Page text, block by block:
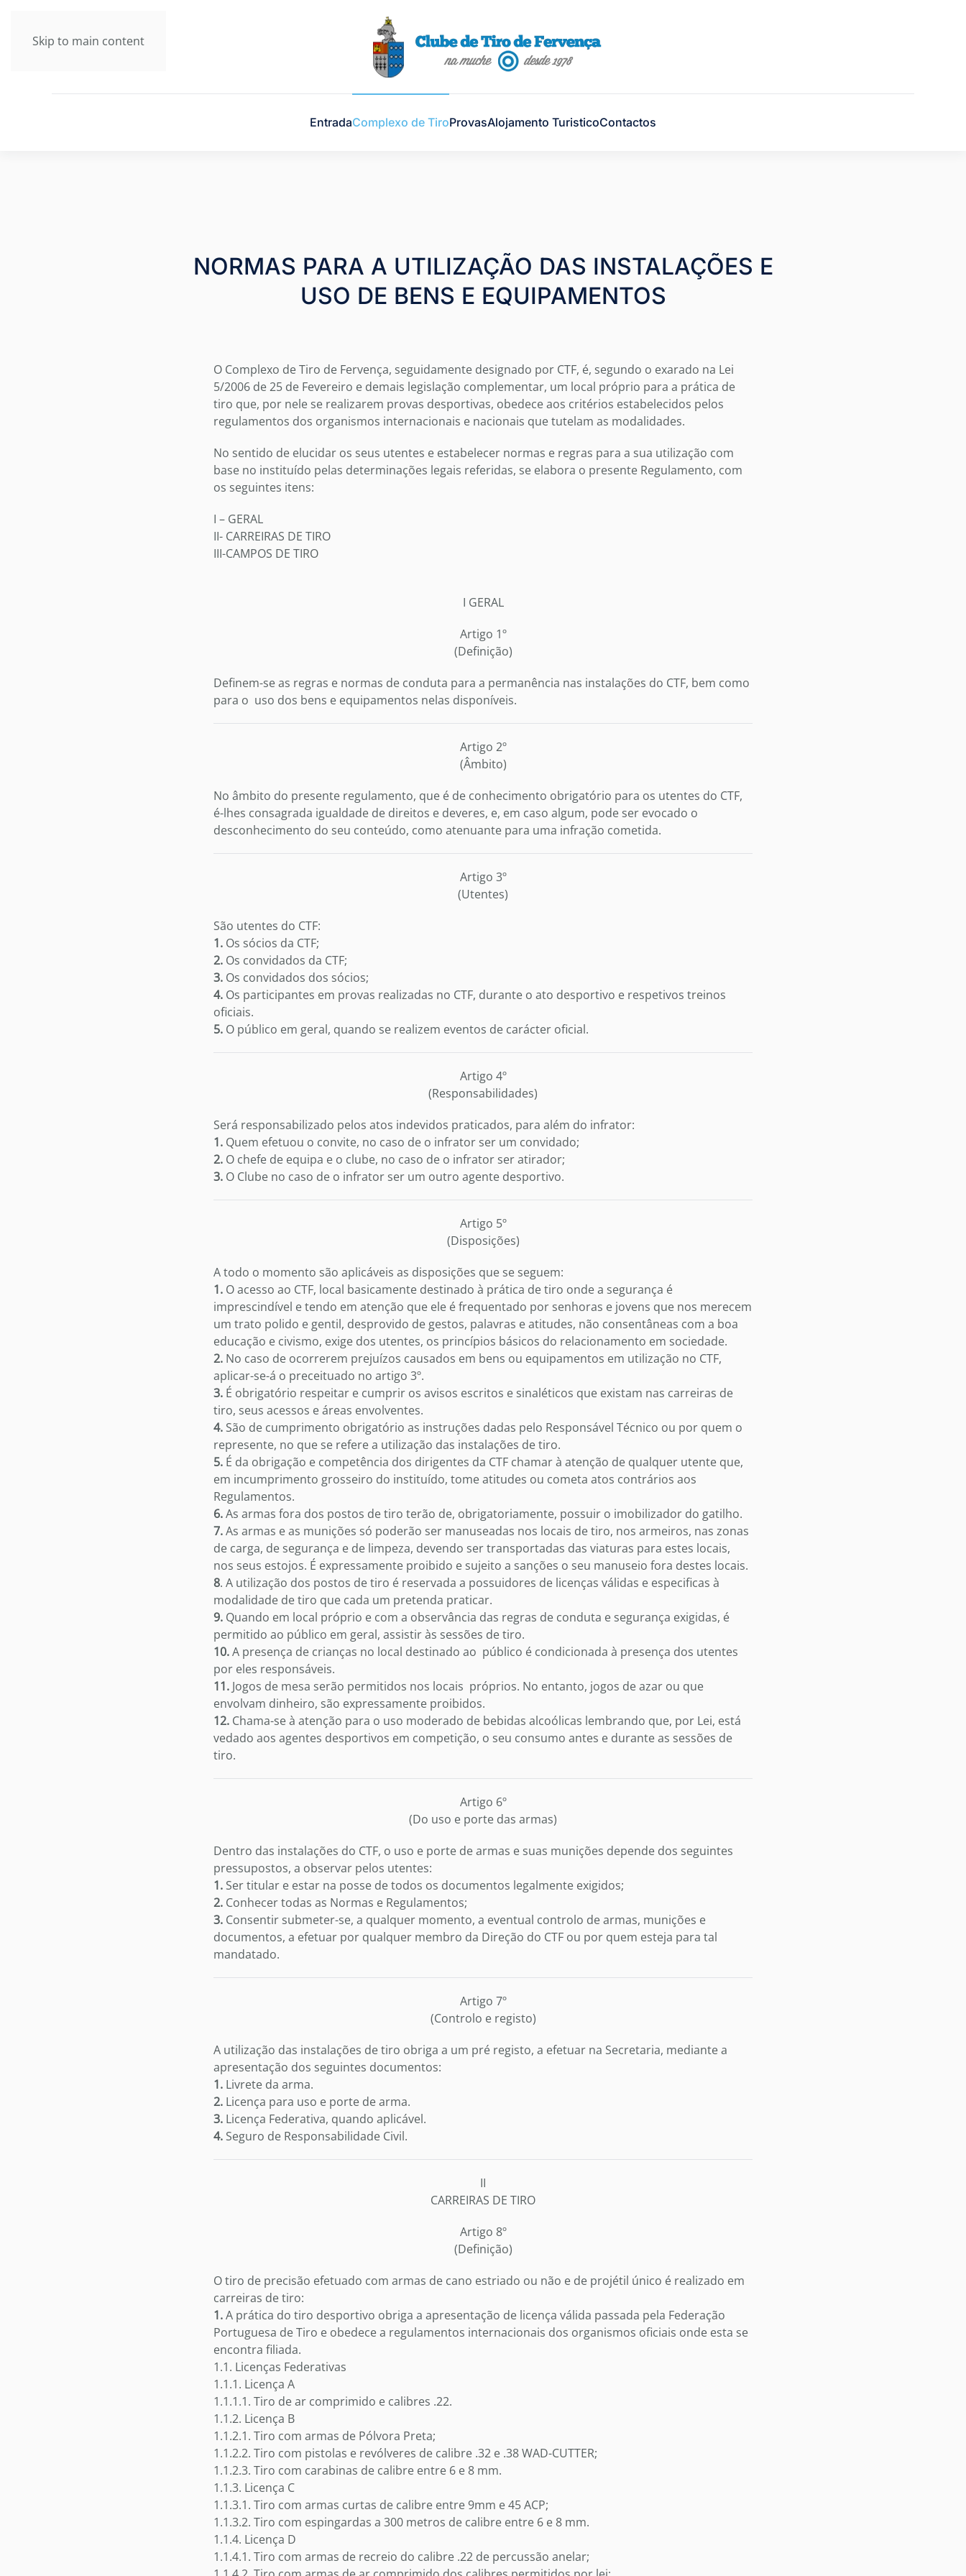
Skip to main content
EntradaComplexo de TiroProvasAlojamento TuristicoContactos
NORMAS PARA A UTILIZAÇÃO DAS INSTALAÇÕES E
USO DE BENS E EQUIPAMENTOS
O Complexo de Tiro de Fervença, seguidamente designado por CTF, é, segundo o exarado na Lei
5/2006 de 25 de Fevereiro e demais legislação complementar, um local próprio para a prática de
tiro que, por nele se realizarem provas desportivas, obedece aos critérios estabelecidos pelos
regulamentos dos organismos internacionais e nacionais que tutelam as modalidades.
No sentido de elucidar os seus utentes e estabelecer normas e regras para a sua utilização com
base no instituído pelas determinações legais referidas, se elabora o presente Regulamento, com
os seguintes itens:
I – GERAL
II- CARREIRAS DE TIRO
III-CAMPOS DE TIRO
I GERAL
Artigo 1º
(Definição)
Definem-se as regras e normas de conduta para a permanência nas instalações do CTF, bem como
para o uso dos bens e equipamentos nelas disponíveis.
Artigo 2º
(Âmbito)
No âmbito do presente regulamento, que é de conhecimento obrigatório para os utentes do CTF,
é-lhes consagrada igualdade de direitos e deveres, e, em caso algum, pode ser evocado o
desconhecimento do seu conteúdo, como atenuante para uma infração cometida.
Artigo 3º
(Utentes)
São utentes do CTF:
1. Os sócios da CTF;
2. Os convidados da CTF;
3. Os convidados dos sócios;
4. Os participantes em provas realizadas no CTF, durante o ato desportivo e respetivos treinos
oficiais.
5. O público em geral, quando se realizem eventos de carácter oficial.
Artigo 4º
(Responsabilidades)
Será responsabilizado pelos atos indevidos praticados, para além do infrator:
1. Quem efetuou o convite, no caso de o infrator ser um convidado;
2. O chefe de equipa e o clube, no caso de o infrator ser atirador;
3. O Clube no caso de o infrator ser um outro agente desportivo.
Artigo 5º
(Disposições)
A todo o momento são aplicáveis as disposições que se seguem:
1. O acesso ao CTF, local basicamente destinado à prática de tiro onde a segurança é
imprescindível e tendo em atenção que ele é frequentado por senhoras e jovens que nos merecem
um trato polido e gentil, desprovido de gestos, palavras e atitudes, não consentâneas com a boa
educação e civismo, exige dos utentes, os princípios básicos do relacionamento em sociedade.
2. No caso de ocorrerem prejuízos causados em bens ou equipamentos em utilização no CTF,
aplicar-se-á o preceituado no artigo 3º.
3. É obrigatório respeitar e cumprir os avisos escritos e sinaléticos que existam nas carreiras de
tiro, seus acessos e áreas envolventes.
4. São de cumprimento obrigatório as instruções dadas pelo Responsável Técnico ou por quem o
represente, no que se refere a utilização das instalações de tiro.
5. É da obrigação e competência dos dirigentes da CTF chamar à atenção de qualquer utente que,
em incumprimento grosseiro do instituído, tome atitudes ou cometa atos contrários aos
Regulamentos.
6.As armas fora dos postos de tiro terão de, obrigatoriamente, possuir o imobilizador do gatilho.
7.As armas e as munições só poderão ser manuseadas nos locais de tiro, nos armeiros, nas zonas
de carga, de segurança e de limpeza, devendo ser transportadas das viaturas para estes locais,
nos seus estojos. É expressamente proibido e sujeito a sanções o seu manuseio fora destes locais.
8. A utilização dos postos de tiro é reservada a possuidores de licenças válidas e especificas à
modalidade de tiro que cada um pretenda praticar.
9. Quando em local próprio e com a observância das regras de conduta e segurança exigidas, é
permitido ao público em geral, assistir às sessões de tiro.
10.A presença de crianças no local destinado ao público é condicionada à presença dos utentes
por eles responsáveis.
11. Jogos de mesa serão permitidos nos locais próprios. No entanto, jogos de azar ou que
envolvam dinheiro, são expressamente proibidos.
12. Chama-se à atenção para o uso moderado de bebidas alcoólicas lembrando que, por Lei, está
vedado aos agentes desportivos em competição, o seu consumo antes e durante as sessões de
tiro.
Artigo 6º
(Do uso e porte das armas)
Dentro das instalações do CTF, o uso e porte de armas e suas munições depende dos seguintes
pressupostos, a observar pelos utentes:
1. Ser titular e estar na posse de todos os documentos legalmente exigidos;
2. Conhecer todas as Normas e Regulamentos;
3. Consentir submeter-se, a qualquer momento, a eventual controlo de armas, munições e
documentos, a efetuar por qualquer membro da Direção do CTF ou por quem esteja para tal
mandatado.
Artigo 7º
(Controlo e registo)
A utilização das instalações de tiro obriga a um pré registo, a efetuar na Secretaria, mediante a
apresentação dos seguintes documentos:
1. Livrete da arma.
2. Licença para uso e porte de arma.
3. Licença Federativa, quando aplicável.
4. Seguro de Responsabilidade Civil.
II
CARREIRAS DE TIRO
Artigo 8º
(Definição)
O tiro de precisão efetuado com armas de cano estriado ou não e de projétil único é realizado em
carreiras de tiro:
1.A prática do tiro desportivo obriga a apresentação de licença válida passada pela Federação
Portuguesa de Tiro e obedece a regulamentos internacionais dos organismos oficiais onde esta se
encontra filiada.
1.1. Licenças Federativas
1.1.1. Licença A
1.1.1.1. Tiro de ar comprimido e calibres .22.
1.1.2. Licença B
1.1.2.1. Tiro com armas de Pólvora Preta;
1.1.2.2. Tiro com pistolas e revólveres de calibre .32 e .38 WAD-CUTTER;
1.1.2.3. Tiro com carabinas de calibre entre 6 e 8 mm.
1.1.3. Licença C
1.1.3.1. Tiro com armas curtas de calibre entre 9mm e 45 ACP;
1.1.3.2. Tiro com espingardas a 300 metros de calibre entre 6 e 8 mm.
1.1.4. Licença D
1.1.4.1. Tiro com armas de recreio do calibre .22 de percussão anelar;